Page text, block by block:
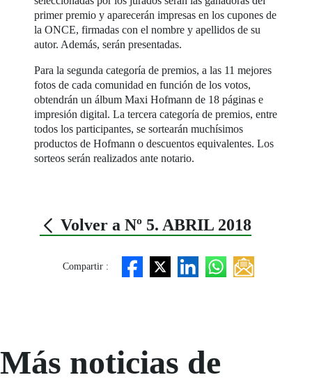
primer premio y aparecerán impresas en los cupones de
la ONCE, firmadas con el nombre y apellidos de su
autor. Además, serán presentadas.
Para la segunda categoría de premios, a las 11 mejores
fotos de cada comunidad en función de los votos,
obtendrán un álbum Maxi Hofmann de 18 páginas e
impresión digital. La tercera categoría de premios, entre
todos los participantes, se sortearán muchísimos
productos de Hofmann o descuentos equivalentes. Los
sorteos serán realizados ante notario.
Volver a Nº 5. ABRIL 2018
Compartir :
Más noticias de